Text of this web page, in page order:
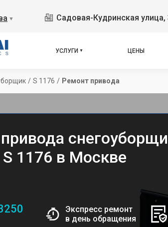
▼ Садовая-Кудринская улица,
УСЛУГИ ЦЕНЫ
/ S 1176 / Ремонт привода
1176 в Москве
Экспресс ремонт
в день обращения